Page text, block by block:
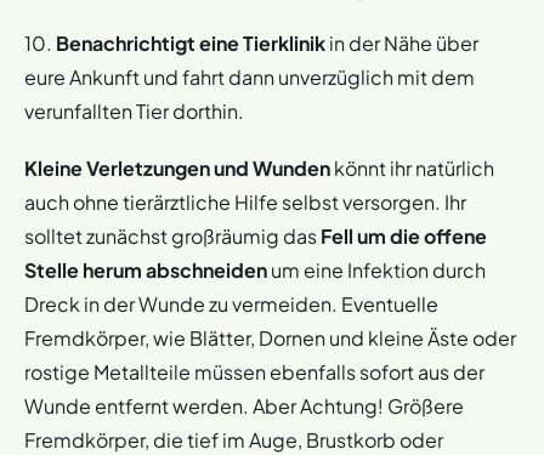
10. Benachrichtigt eine Tierklinikin der Nähe über
eure Ankunft und fahrt dann unverzüglich mit dem
verunfallten Tier dorthin.
Kleine Verletzungen und Wundenkönnt ihr natürlich
auch ohne tierärztliche Hilfe selbst versorgen. Ihr
solltet zunächst großräumig dasFell um die offene
Stelle herum abschneidenum eine Infektion durch
Dreck in der Wunde zu vermeiden. Eventuelle
Fremdkörper, wie Blätter, Dornen und kleine Äste oder
rostige Metallteile müssen ebenfalls sofort aus der
Wunde entfernt werden. Aber Achtung! Größere
Fremdkörper, die tief im Auge, Brustkorb oder